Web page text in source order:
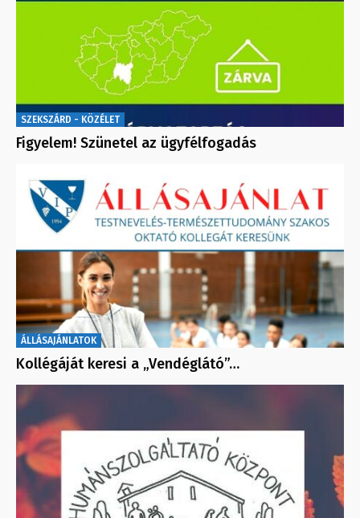
SZEKSZÁRD - KÖZÉLET
Figyelem! Szünetel az ügyfélfogadás
ÁLLÁSAJÁNLATOK
Kollégáját keresi a „Vendéglátó”…